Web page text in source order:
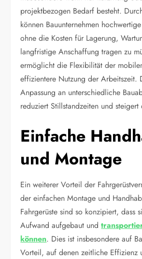
projektbezogen Bedarf besteht.
können Bauunternehmen
ohne die Kosten für Lagerung,
langfristige Anschaffung tragen zu
ermöglicht die Flexibilität der
effizientere Nutzung der Arbeitszeit.
Anpassung an unterschiedliche
reduziert Stillstandzeiten und
Einfache
und Montage
Ein weiterer Vorteil der
der einfachen Montage und
Fahrgerüste sind so konzipiert, dass
Aufwand aufgebaut und
können. Dies ist insbesondere auf
Vorteil, auf denen zeitliche Effizienz